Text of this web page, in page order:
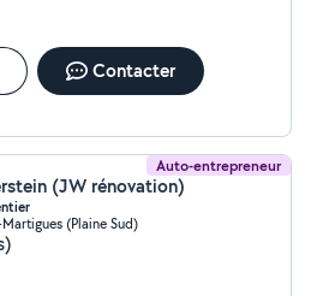
Contacter
Auto-entrepreneur
(JW rénovation)
(Plaine Sud)